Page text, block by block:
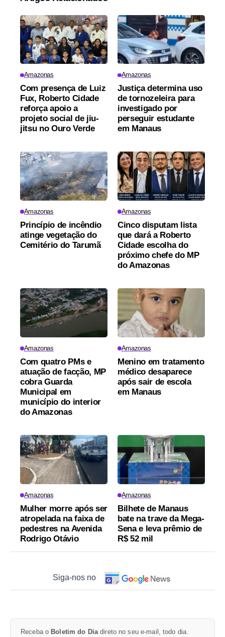
Amazonas
Com presença de Luiz
Fux, Roberto Cidade
reforça apoio a
projeto social de jiu-
jitsu no Ouro Verde
Amazonas
Justiça determina uso
de tornozeleira para
investigado por
perseguir estudante
em Manaus
Amazonas
Princípio de incêndio
atinge vegetação do
Cemitério do Tarumã
Amazonas
Cinco disputam lista
que dará a Roberto
Cidade escolha do
próximo chefe do MP
do Amazonas
Amazonas
Com quatro PMs e
atuação de facção, MP
cobra Guarda
Municipal em
município do interior
do Amazonas
Amazonas
Menino em tratamento
médico desaparece
após sair de escola
em Manaus
Amazonas
Mulher morre após ser
atropelada na faixa de
pedestres na Avenida
Rodrigo Otávio
Amazonas
Bilhete de Manaus
bate na trave da Mega-
Sena e leva prêmio de
R$ 52 mil
Siga-nos no
Receba o Boletim do Diadireto no seu e-mail, todo dia.